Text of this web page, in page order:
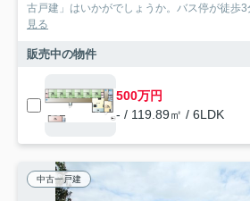
古戸建」はいかがでしょうか。バス停が徒歩
見る
販売中の物件
500万円
- / 119.89㎡ / 6LDK
中古一戸建